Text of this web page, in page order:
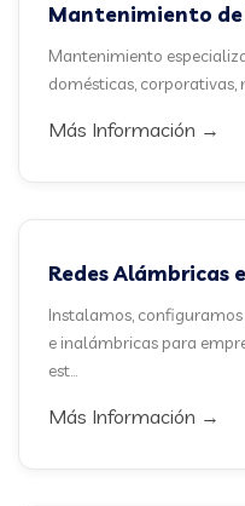
Mantenimiento de
Mantenimiento
domésticas, corporativas,
Más Información →
Redes Alámbricas
Instalamos,
e inalámbricas para
est...
Más Información →